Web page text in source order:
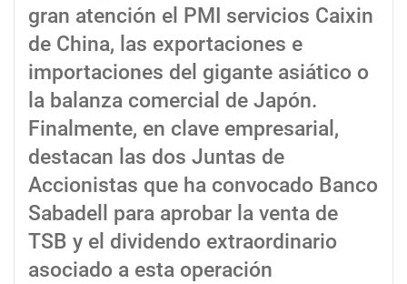
gran atención el PMI servicios Caixin
de China, las exportaciones e
importaciones del gigante asiático o
la balanza comercial de Japón.
Finalmente, en clave empresarial,
destacan las dos Juntas de
Accionistas que ha convocado Banco
Sabadell para aprobar la venta de
TSB y el dividendo extraordinario
asociado a esta operación